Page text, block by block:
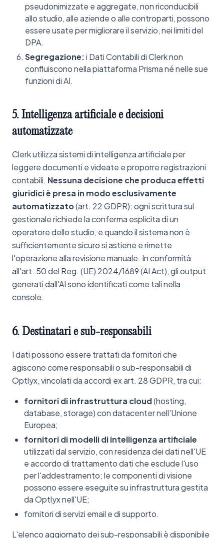
pseudonimizzate e aggregate, non riconducibili
allo studio, alle aziende o alle controparti, possono
essere usate per migliorare il servizio, nei limiti del
DPA.
Segregazione:i Dati Contabili di Clerk non
confluiscono nella piattaforma Prisma né nelle sue
funzioni di AI.
5.Intelligenzaartificialeedecisioni
automatizzate
Clerk utilizza sistemi di intelligenza artificiale per
leggere documenti e videate e proporre registrazioni
contabili. Nessuna decisione che produca effetti
giuridici è presa in modo esclusivamente
automatizzato(art. 22 GDPR): ogni scrittura sul
gestionale richiede la conferma esplicita di un
operatore dello studio, e quando il sistema non è
sufficientemente sicuro si astiene e rimette
l'operazione alla revisione manuale. In conformità
all'art. 50 del Reg. (UE) 2024/1689 (AI Act), gli output
generati dall'AI sono identificati come tali nella
console.
6.Destinatariesub-responsabili
I dati possono essere trattati da fornitori che
agiscono come responsabili o sub-responsabili di
Optlyx, vincolati da accordi ex art. 28 GDPR, tra cui:
fornitori di infrastruttura cloud(hosting,
database, storage) con datacenter nell'Unione
Europea;
fornitori di modelli di intelligenza artificiale
utilizzati dal servizio, con residenza dei dati nell'UE
e accordo di trattamento dati che esclude l'uso
per l'addestramento; le componenti di visione
possono essere eseguite su infrastruttura gestita
da Optlyx nell'UE;
fornitori di servizi email e di supporto.
L'elenco aggiornato dei sub-responsabili è disponibile